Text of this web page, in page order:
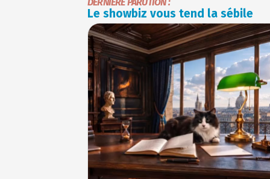
Le showbiz vous tend la sébile